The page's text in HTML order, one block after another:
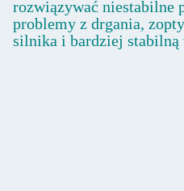
rozwiązywać niestabilne
problemy z drgania,
silnika i bardziej stabilną